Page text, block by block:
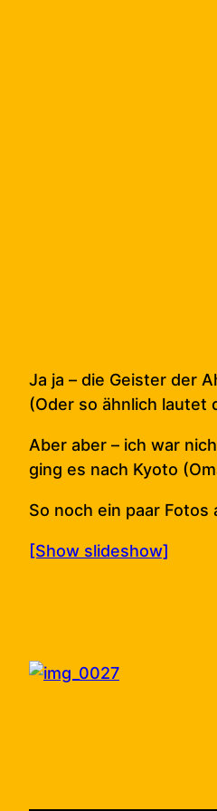
Ja ja – die Geister der
(Oder so ähnlich lautet
Aber aber – ich war
ging es nach Kyoto
So noch ein paar
[Show slideshow]